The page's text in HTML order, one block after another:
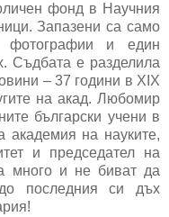
фонд в Научния
Запазени са само
фотографии и един
Съдбата е разделила
– 37 години в XIX
на акад. Любомир
български учени в
академия на науките,
и председател на
много и не биват да
последния си дъх